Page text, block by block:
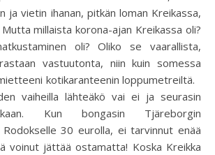
ja vietin ihanan, pitkän loman Kreikassa,
millaista korona-ajan Kreikassa oli?
oli? Oliko se vaarallista,
vastuutonta, niin kuin somessa
kotikaranteenin loppumetreiltä.
vaiheilla lähteäkö vai ei ja seurasin
Kun bongasin Tjäreborgin
Rodokselle 30 eurolla, ei tarvinnut enää
voinut jättää ostamatta! Koska Kreikka